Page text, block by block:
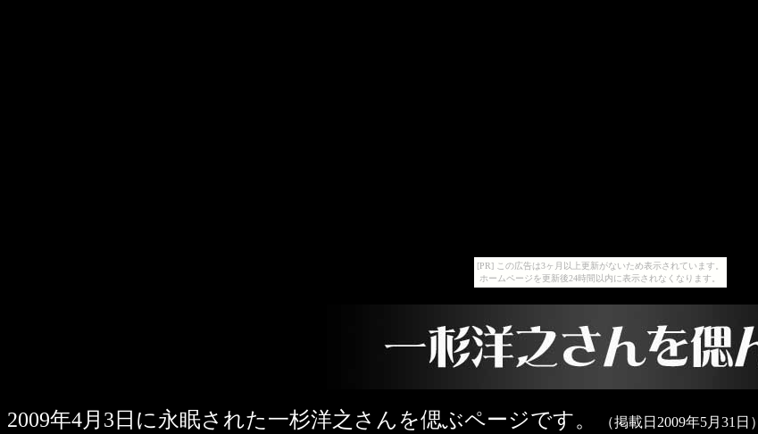
[PR] この広告は3ヶ月以上更新がないため表示されています。
ホームページを更新後24時間以内に表示されなくなります。
2009年4月3日に永眠された一杉洋之さんを偲ぶページです。 （掲載日2009年5月31日）